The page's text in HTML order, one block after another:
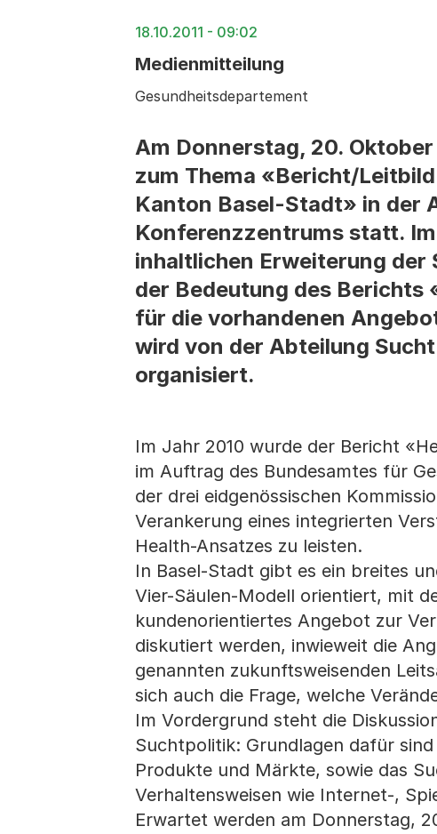
18.10.2011 - 09:02
Medienmitteilung
Gesundheitsdepartement
Am Donnerstag, 20.
zum Thema «Bericht/
Kanton Basel-Stadt» in der
Konferenzzentrums statt.
inhaltlichen Erweiterung der
der Bedeutung des Berichts
für die vorhandenen
wird von der Abteilung
organisiert.
Im Jahr 2010 wurde der Bericht
im Auftrag des Bundesamtes für
der drei eidgenössischen
Verankerung eines integrierten
Health-Ansatzes zu leisten.
In Basel-Stadt gibt es ein breites
Vier-Säulen-Modell orientiert, mit
kundenorientiertes Angebot zur
diskutiert werden, inwieweit die
genannten zukunftsweisenden
sich auch die Frage, welche
Im Vordergrund steht die
Suchtpolitik: Grundlagen dafür
Produkte und Märkte, sowie das
Verhaltensweisen wie Internet-,
Erwartet werden am Donnerstag,